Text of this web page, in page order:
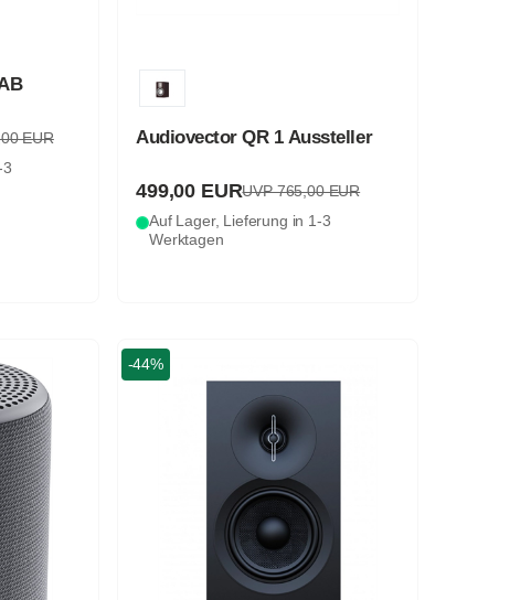
EUR
3
Audiovector QR 1 Aussteller
499,00 EURUVP 765,00 EUR
Auf Lager, Lieferung in 1-3
Werktagen
-44%